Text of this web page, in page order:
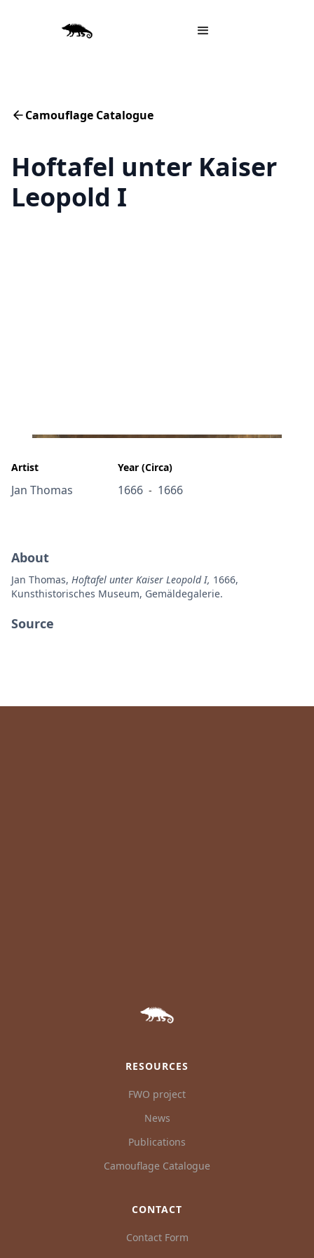
Camouflage Catalogue
Hoftafel unter Kaiser
Leopold I
Artist
Jan Thomas
Year (Circa)
1666 - 1666
About
Jan Thomas, Hoftafel unter Kaiser Leopold I, 1666,
Kunsthistorisches Museum, Gemäldegalerie.
Source
RESOURCES
FWO project
News
Publications
Camouflage Catalogue
CONTACT
Contact Form